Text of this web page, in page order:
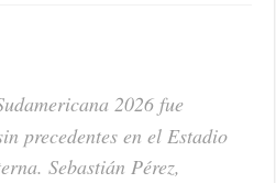
2026 fue
precedentes en el Estadio
Sebastián Pérez,